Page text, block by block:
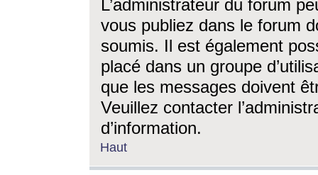
L’administrateur du forum
vous publiez dans le forum
soumis. Il est également
placé dans un groupe
que les messages doivent
Veuillez contacter
d’information.
Haut